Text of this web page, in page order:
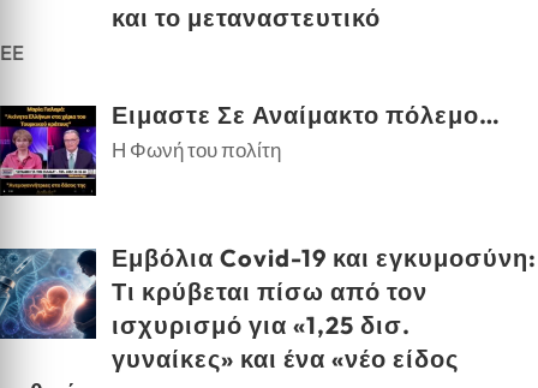
και το μεταναστευτικό
EE
Ειμαστε Σε Αναίμακτο πόλεμο…
Η Φωνή του πολίτη
Εμβόλια Covid-19 και εγκυμοσύνη:
Τι κρύβεται πίσω από τον
ισχυρισμό για «1,25 δισ.
γυναίκες» και ένα «νέο είδος